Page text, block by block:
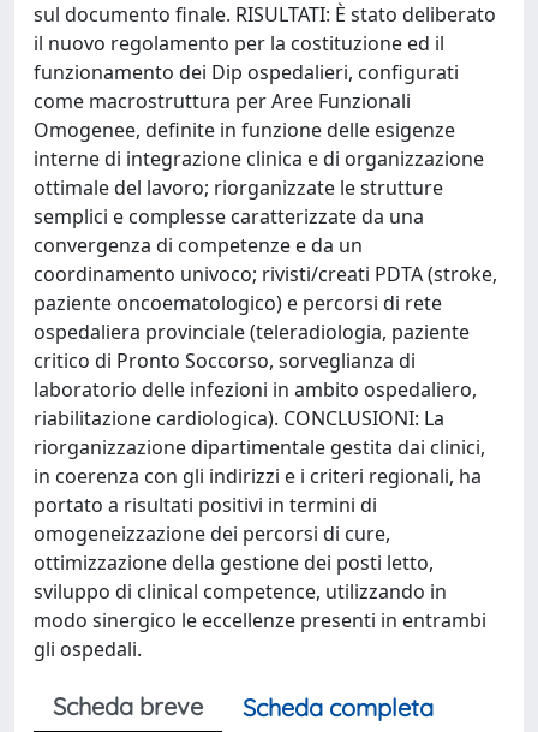
sul documento finale. RISULTATI: È stato deliberato
il nuovo regolamento per la costituzione ed il
funzionamento dei Dip ospedalieri, configurati
come macrostruttura per Aree Funzionali
Omogenee, definite in funzione delle esigenze
interne di integrazione clinica e di organizzazione
ottimale del lavoro; riorganizzate le strutture
semplici e complesse caratterizzate da una
convergenza di competenze e da un
coordinamento univoco; rivisti/creati PDTA (stroke,
paziente oncoematologico) e percorsi di rete
ospedaliera provinciale (teleradiologia, paziente
critico di Pronto Soccorso, sorveglianza di
laboratorio delle infezioni in ambito ospedaliero,
riabilitazione cardiologica). CONCLUSIONI: La
riorganizzazione dipartimentale gestita dai clinici,
in coerenza con gli indirizzi e i criteri regionali, ha
portato a risultati positivi in termini di
omogeneizzazione dei percorsi di cure,
ottimizzazione della gestione dei posti letto,
sviluppo di clinical competence, utilizzando in
modo sinergico le eccellenze presenti in entrambi
gli ospedali.
Scheda breve
Scheda completa